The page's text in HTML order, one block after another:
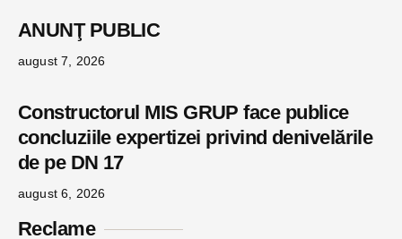
ANUNŢ PUBLIC
august 7, 2026
Constructorul MIS GRUP face publice
concluziile expertizei privind denivelările
de pe DN 17
august 6, 2026
Reclame